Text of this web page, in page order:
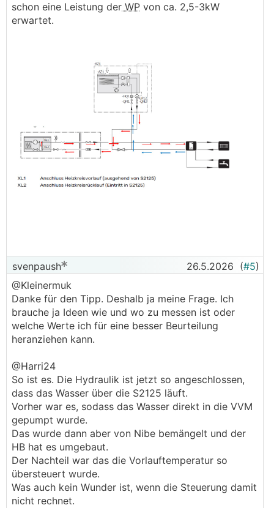
schon eine Leistung der WP von ca. 2,5-3kW
erwartet.
svenpaush 26.5.2026 (#5)
@Kleinermuk
Danke für den Tipp. Deshalb ja meine Frage. Ich
brauche ja Ideen wie und wo zu messen ist oder
welche Werte ich für eine besser Beurteilung
heranziehen kann.
@Harri24
So ist es. Die Hydraulik ist jetzt so angeschlossen,
dass das Wasser über die S2125 läuft.
Vorher war es, sodass das Wasser direkt in die VVM
gepumpt wurde.
Das wurde dann aber von Nibe bemängelt und der
HB hat es umgebaut.
Der Nachteil war das die Vorlauftemperatur so
übersteuert wurde.
Was auch kein Wunder ist, wenn die Steuerung damit
nicht rechnet.